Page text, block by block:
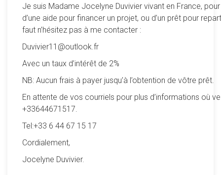
Je suis Madame Jocelyne Duvivier vivant en France,
d’une aide pour financer un projet, ou d’un prêt pour
faut n’hésitez pas à me contacter :
Duvivier11@outlook.fr
Avec un taux d’intérêt de 2%
NB: Aucun frais à payer jusqu’à l’obtention de vôtre prêt.
En attente de vos courriels pour plus d’informations où
+33644671517.
Tel:+33 6 44 67 15 17
Cordialement,
Jocelyne Duvivier.